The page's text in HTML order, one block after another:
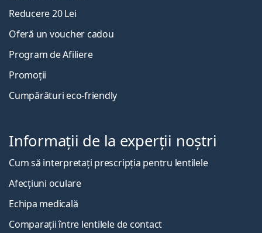
Reducere 20 Lei
Oferă un voucher cadou
Program de Afiliere
Promoții
Cumpărături eco-friendly
Informații de la experții noștri
Cum să interpretați prescripția pentru lentilele
Afecțiuni oculare
Echipa medicală
Comparații între lentilele de contact